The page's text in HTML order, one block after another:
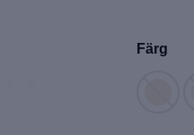
Färg